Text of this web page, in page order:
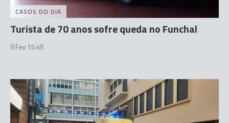
CASOS DO DIA
Turista de 70 anos sofre queda no Funchal
9 Fev 15:49